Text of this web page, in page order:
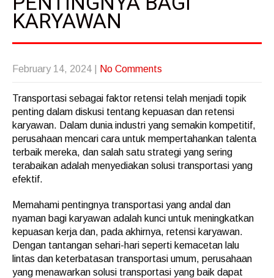
KARYAWAN
February 14, 2024 No Comments
Transportasi sebagai faktor retensi telah menjadi topik
penting dalam diskusi tentang kepuasan dan retensi
karyawan. Dalam dunia industri yang semakin kompetitif,
perusahaan mencari cara untuk mempertahankan talenta
terbaik mereka, dan salah satu strategi yang sering
terabaikan adalah menyediakan solusi transportasi yang
efektif.
Memahami pentingnya transportasi yang andal dan
nyaman bagi karyawan adalah kunci untuk meningkatkan
kepuasan kerja dan, pada akhirnya, retensi karyawan.
Dengan tantangan sehari-hari seperti kemacetan lalu
lintas dan keterbatasan transportasi umum, perusahaan
yang menawarkan solusi transportasi yang baik dapat